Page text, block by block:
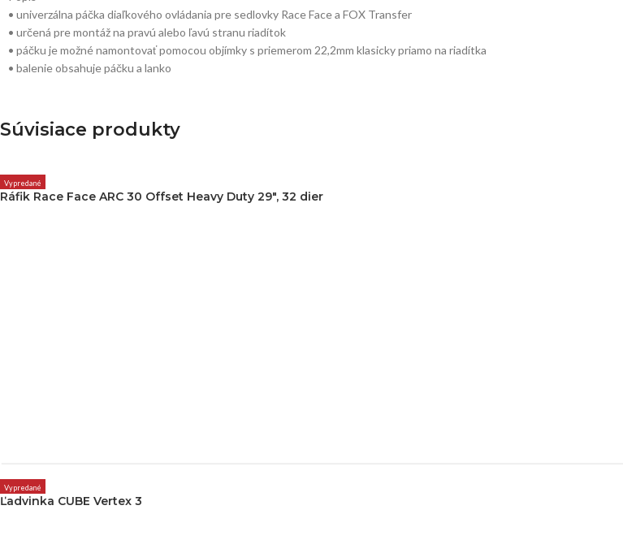
• univerzálna páčka diaľkového ovládania pre sedlovky Race Face a FOX Transfer
• určená pre montáž na pravú alebo ľavú stranu riadítok
• páčku je možné namontovať pomocou objímky s priemerom 22,2mm klasicky priamo na riadítka
• balenie obsahuje páčku a lanko
Súvisiace produkty
Vypredané
Ráfik Race Face ARC 30 Offset Heavy Duty 29″, 32 dier
Vypredané
Ľadvinka CUBE Vertex 3